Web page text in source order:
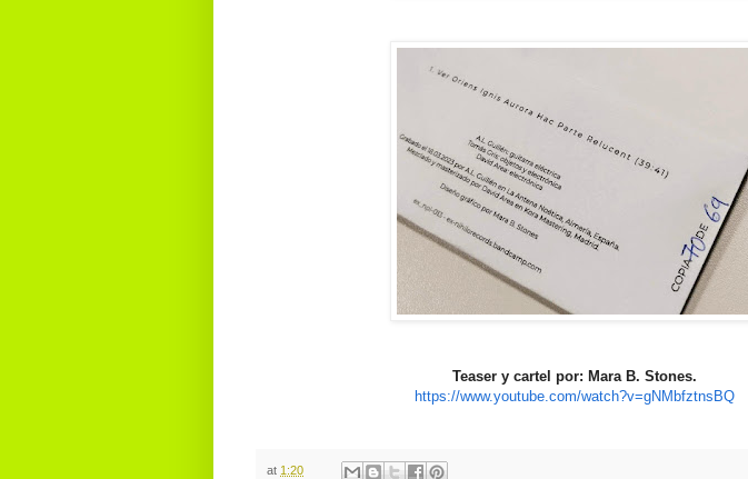
Teaser y cartel por: Mara B. Stones.
https://www.youtube.com/watch?v=gNMbfztnsBQ
at 1:20